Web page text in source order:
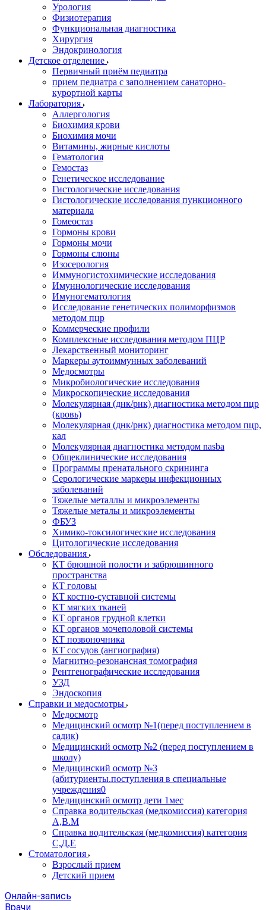
Урология
Физиотерапия
Функциональная диагностика
Хирургия
Эндокринология
Детское отделение
Первичный приём педиатра
прием педиатра с заполнением санаторно-
курортной карты
Лаборатория
Аллергология
Биохимия крови
Биохимия мочи
Витамины, жирные кислоты
Гематология
Гемостаз
Генетическое исследование
Гистологические исследования
Гистологические исследования пункционного
материала
Гомеостаз
Гормоны крови
Гормоны мочи
Гормоны слюны
Изосерология
Иммуногистохимические исследования
Имуннологические исследования
Имуногематология
Исследование генетических полиморфизмов
методом пцр
Коммерческие профили
Комплексные исследования методом ПЦР
Лекарственный мониторинг
Маркеры аутоиммунных заболеваний
Медосмотры
Микробиологические исследования
Микроскопические исследования
Молекулярная (днк/рнк) диагностика методом пцр
(кровь)
Молекулярная (днк/рнк) диагностика методом пцр,
кал
Молекулярная диагностика методом nasba
Общеклинические исследования
Программы пренатального скрининга
Серологические маркеры инфекционных
заболеваний
Тяжелые металлы и микроэлементы
Тяжелые металы и микроэлементы
ФБУЗ
Химико-токсилогические исследования
Цитологические исследования
Обследования
КТ брюшной полости и забрюшинного
пространства
КТ головы
КТ костно-суставной системы
КТ мягких тканей
КТ органов грудной клетки
КТ органов мочеполовой системы
КТ позвоночника
КТ сосудов (ангиография)
Магнитно-резонансная томография
Рентгенографические исследования
УЗД
Эндоскопия
Справки и медосмотры
Медосмотр
Медицинский осмотр №1(перед поступлением в
садик)
Медицинский осмотр №2 (перед поступлением в
школу)
Медицинский осмотр №3
(абитуриенты.поступления в специальные
учреждения0
Медицинский осмотр дети 1мес
Справка водительская (медкомиссия) категория
А,В.М
Справка водительская (медкомиссия) категория
С,Д,Е
Стоматология
Взрослый прием
Детский прием
Онлайн-запись
Врачи